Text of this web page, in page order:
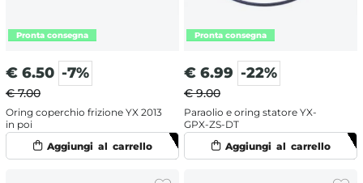
€ 6.50 -7%
€ 7.00
Oring coperchio frizione YX 2013
in poi
€ 6.99 -22%
€ 9.00
Paraolio e oring statore YX-
GPX-ZS-DT